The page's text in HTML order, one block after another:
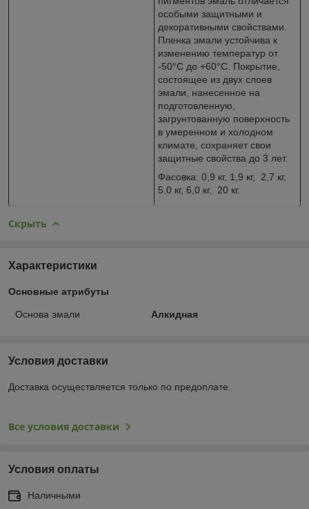
особыми защитными и
декоративными свойствами.
Пленка эмали устойчива к
изменению температур от
-50°С до +60°С. Покрытие,
состоящее из двух слоев
эмали, нанесенное на
подготовленную,
загрунтованную поверхность
в умеренном и холодном
климате, сохраняет свои
защитные свойства до 3 лет.
Фасовка: 0,9 кг, 1,9 кг, 2,7 кг,
5.0 кг, 6,0 кг, 20 кг.
Скрыть
Характеристики
Основные атрибуты
Основа эмали Алкидная
Условия доставки
Доставка осуществляется только по предоплате.
Все условия доставки
Условия оплаты
Наличными